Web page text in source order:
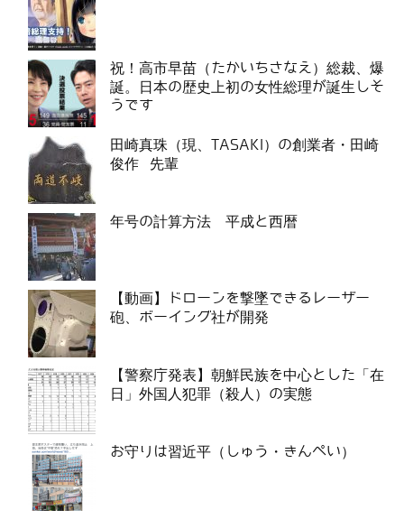
祝！高市早苗（たかいちさなえ）総裁、爆
誕。日本の歴史上初の女性総理が誕生しそ
うです
田崎真珠（現、TASAKI）の創業者・田崎
俊作 先輩
年号の計算方法 平成と西暦
【動画】ドローンを撃墜できるレーザー
砲、ボーイング社が開発
【警察庁発表】朝鮮民族を中心とした「在
日」外国人犯罪（殺人）の実態
お守りは習近平（しゅう・きんぺい）